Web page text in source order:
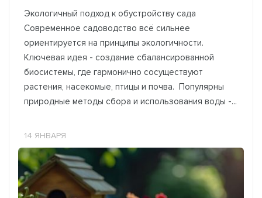
Экологичный подход к обустройству сада
Современное садоводство всё сильнее
ориентируется на принципы экологичности.
Ключевая идея - создание сбалансированной
биосистемы, где гармонично сосуществуют
растения, насекомые, птицы и почва. Популярны
природные методы сбора и использования воды -...
14 ЯНВАРЯ